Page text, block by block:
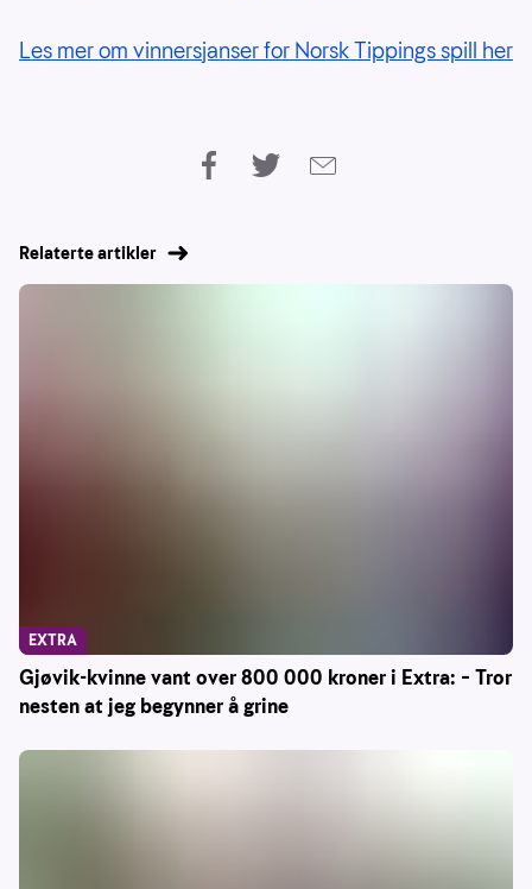
Les mer om vinnersjanser for Norsk Tippings spill her
Relaterte artikler
Gjøvik-kvinne vant over 800 000 kroner i Extra: – Tror
nesten at jeg begynner å grine
EXTRA